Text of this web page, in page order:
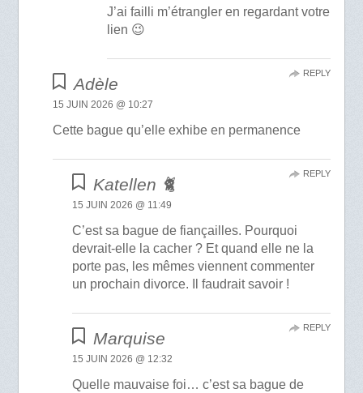
J’ai failli m’étrangler en regardant votre
lien 😉
Adèle
15 JUIN 2026 @ 10:27
Cette bague qu’elle exhibe en permanence
REPLY
Katellen 🐈
15 JUIN 2026 @ 11:49
C’est sa bague de fiançailles. Pourquoi
devrait-elle la cacher ? Et quand elle ne la
porte pas, les mêmes viennent commenter
un prochain divorce. Il faudrait savoir !
REPLY
Marquise
15 JUIN 2026 @ 12:32
Quelle mauvaise foi… c’est sa bague de
REPLY